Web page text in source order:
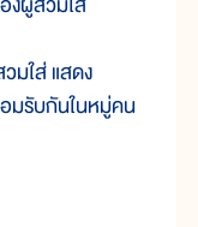
มใส่ แสดง
มรับกันในหมู่คน